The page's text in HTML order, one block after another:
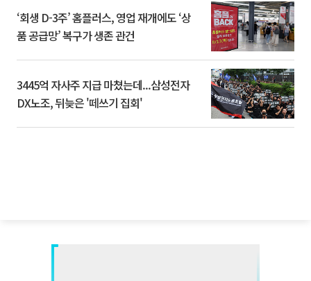
‘회생 D-3주’ 홈플러스, 영업 재개에도 ‘상
품 공급망’ 복구가 생존 관건
3445억 자사주 지급 마쳤는데...삼성전자
DX노조, 뒤늦은 '떼쓰기 집회'